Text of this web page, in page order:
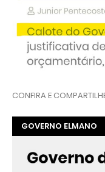
CONFIRA E
GOVERNO ELMANO